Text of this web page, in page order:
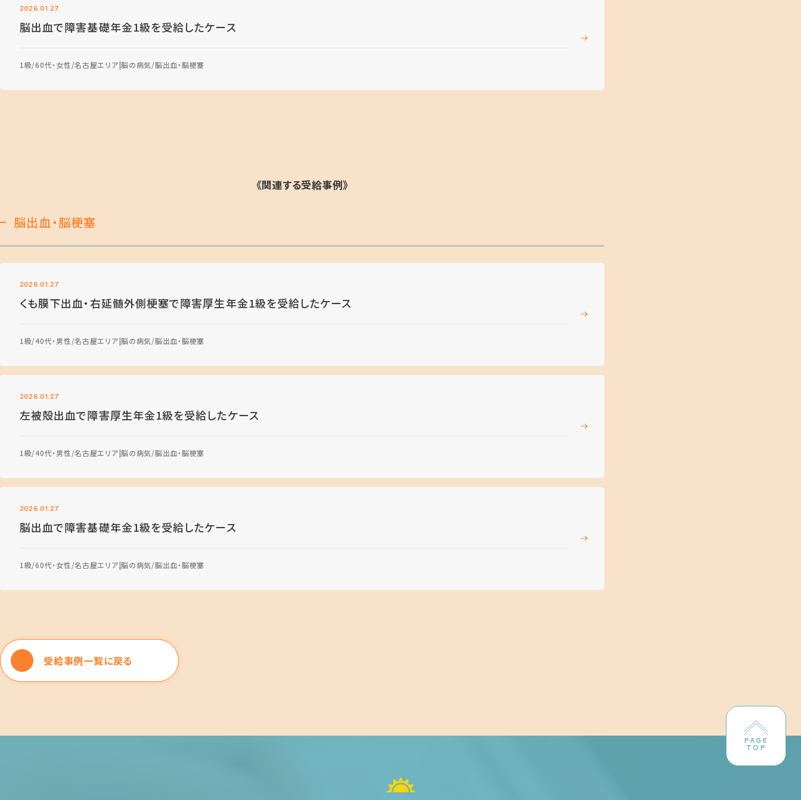
2026.01.27
脳出血で障害基礎年金1級を受給したケース
1級 60代・女性 名古屋エリア 脳の病気 脳出血・脳梗塞
《関連する受給事例》
脳出血・脳梗塞
2026.01.27
くも膜下出血・右延髄外側梗塞で障害厚生年金1級を受給したケース
1級 40代・男性 名古屋エリア 脳の病気 脳出血・脳梗塞
2026.01.27
左被殻出血で障害厚生年金1級を受給したケース
1級 40代・男性 名古屋エリア 脳の病気 脳出血・脳梗塞
2026.01.27
脳出血で障害基礎年金1級を受給したケース
1級 60代・女性 名古屋エリア 脳の病気 脳出血・脳梗塞
受給事例一覧に戻る
PAGE
TOP